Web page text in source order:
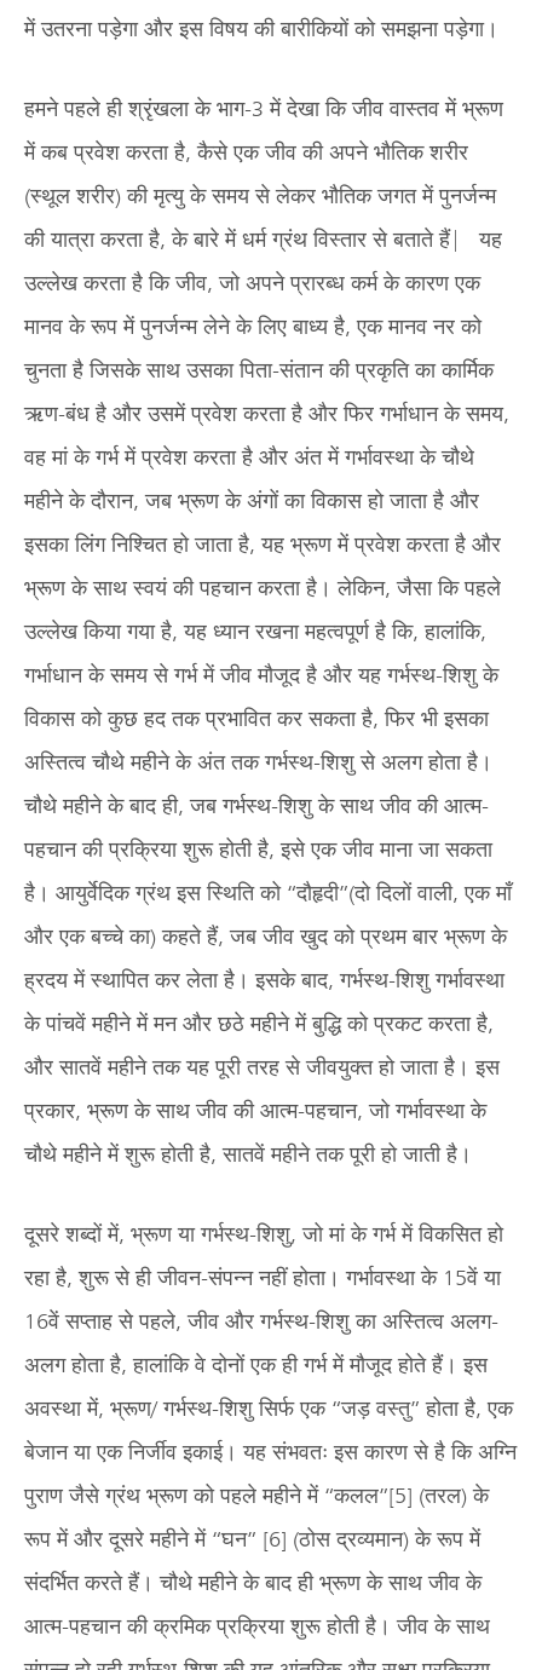
में उतरना पड़ेगा और इस विषय की बारीकियों को समझना पड़ेगा।
हमने पहले ही श्रृंखला के भाग-3 में देखा कि जीव वास्तव में भ्रूण
में कब प्रवेश करता है, कैसे एक जीव की अपने भौतिक शरीर
(स्थूल शरीर) की मृत्यु के समय से लेकर भौतिक जगत में पुनर्जन्म
की यात्रा करता है, के बारे में धर्म ग्रंथ विस्तार से बताते हैं| यह
उल्लेख करता है कि जीव, जो अपने प्रारब्ध कर्म के कारण एक
मानव के रूप में पुनर्जन्म लेने के लिए बाध्य है, एक मानव नर को
चुनता है जिसके साथ उसका पिता-संतान की प्रकृति का कार्मिक
ऋण-बंध है और उसमें प्रवेश करता है और फिर गर्भाधान के समय,
वह मां के गर्भ में प्रवेश करता है और अंत में गर्भावस्था के चौथे
महीने के दौरान, जब भ्रूण के अंगों का विकास हो जाता है और
इसका लिंग निश्चित हो जाता है, यह भ्रूण में प्रवेश करता है और
भ्रूण के साथ स्वयं की पहचान करता है। लेकिन, जैसा कि पहले
उल्लेख किया गया है, यह ध्यान रखना महत्वपूर्ण है कि, हालांकि,
गर्भाधान के समय से गर्भ में जीव मौजूद है और यह गर्भस्थ-शिशु के
विकास को कुछ हद तक प्रभावित कर सकता है, फिर भी इसका
अस्तित्व चौथे महीने के अंत तक गर्भस्थ-शिशु से अलग होता है।
चौथे महीने के बाद ही, जब गर्भस्थ-शिशु के साथ जीव की आत्म-
पहचान की प्रक्रिया शुरू होती है, इसे एक जीव माना जा सकता
है। आयुर्वेदिक ग्रंथ इस स्थिति को “दौहृदी”(दो दिलों वाली, एक माँ
और एक बच्चे का) कहते हैं, जब जीव खुद को प्रथम बार भ्रूण के
ह्रदय में स्थापित कर लेता है। इसके बाद, गर्भस्थ-शिशु गर्भावस्था
के पांचवें महीने में मन और छठे महीने में बुद्धि को प्रकट करता है,
और सातवें महीने तक यह पूरी तरह से जीवयुक्त हो जाता है। इस
प्रकार, भ्रूण के साथ जीव की आत्म-पहचान, जो गर्भावस्था के
चौथे महीने में शुरू होती है, सातवें महीने तक पूरी हो जाती है।
दूसरे शब्दों में, भ्रूण या गर्भस्थ-शिशु, जो मां के गर्भ में विकसित हो
रहा है, शुरू से ही जीवन-संपन्न नहीं होता। गर्भावस्था के 15वें या
16वें सप्ताह से पहले, जीव और गर्भस्थ-शिशु का अस्तित्व अलग-
अलग होता है, हालांकि वे दोनों एक ही गर्भ में मौजूद होते हैं। इस
अवस्था में, भ्रूण/ गर्भस्थ-शिशु सिर्फ एक “जड़ वस्तु” होता है, एक
बेजान या एक निर्जीव इकाई। यह संभवतः इस कारण से है कि अग्नि
पुराण जैसे ग्रंथ भ्रूण को पहले महीने में “कलल”[5] (तरल) के
रूप में और दूसरे महीने में “घन” [6] (ठोस द्रव्यमान) के रूप में
संदर्भित करते हैं। चौथे महीने के बाद ही भ्रूण के साथ जीव के
आत्म-पहचान की क्रमिक प्रक्रिया शुरू होती है। जीव के साथ